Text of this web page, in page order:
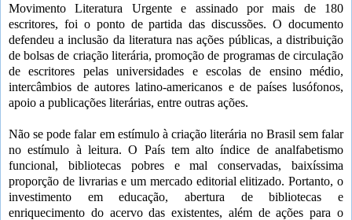
Movimento Literatura Urgente e assinado por mais de 180
escritores, foi o ponto de partida das discussões. O documento
defendeu a inclusão da literatura nas ações públicas, a distribuição
de bolsas de criação literária, promoção de programas de circulação
de escritores pelas universidades e escolas de ensino médio,
intercâmbios de autores latino-americanos e de países lusófonos,
apoio a publicações literárias, entre outras ações.
Não se pode falar em estímulo à criação literária no Brasil sem falar
no estímulo à leitura. O País tem alto índice de analfabetismo
funcional, bibliotecas pobres e mal conservadas, baixíssima
proporção de livrarias e um mercado editorial elitizado. Portanto, o
investimento em educação, abertura de bibliotecas e
enriquecimento do acervo das existentes, além de ações para o